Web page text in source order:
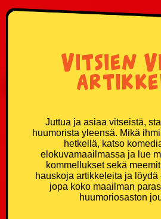
Vitsien
Juttua ja asiaa vitseistä,
huumorista yleensä. Mikä
hetkellä, katso
elokuvamaailmassa ja lue
kommellukset sekä
hauskoja artikkeleita ja löydä
jopa koko maailman
huumoriosaston